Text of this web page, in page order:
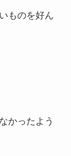
ものを好ん
かったよう